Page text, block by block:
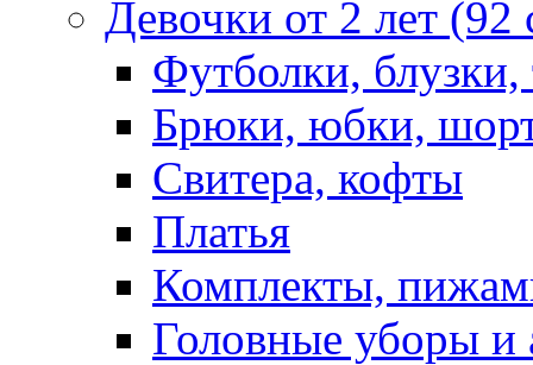
Девочки от 2 лет
Футболки,
Брюки, юбки,
Свитера, кофты
Платья
Комплекты,
Головные уборы и